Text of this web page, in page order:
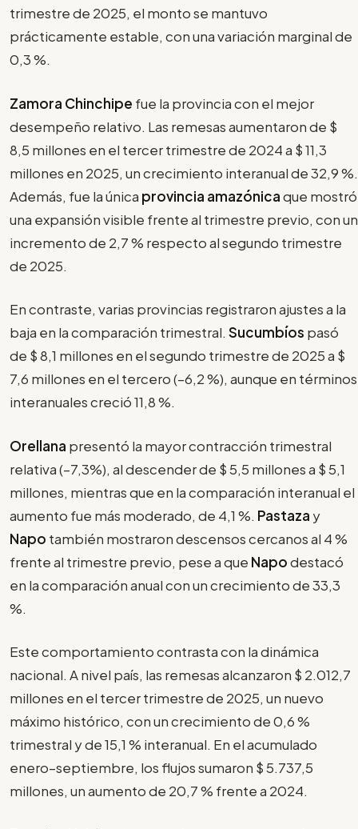
trimestre de 2025, el monto se mantuvo
prácticamente estable, con una variación marginal de
0,3 %.
Zamora Chinchipe fue la provincia con el mejor
desempeño relativo. Las remesas aumentaron de $
8,5 millones en el tercer trimestre de 2024 a $ 11,3
millones en 2025, un crecimiento interanual de 32,9 %.
Además, fue la única provincia amazónicaque mostró
una expansión visible frente al trimestre previo, con un
incremento de 2,7 % respecto al segundo trimestre
de 2025.
En contraste, varias provincias registraron ajustes a la
baja en la comparación trimestral. Sucumbíos pasó
de $ 8,1 millones en el segundo trimestre de 2025 a $
7,6 millones en el tercero (–6,2 %), aunque en términos
interanuales creció 11,8 %.
Orellana presentó la mayor contracción trimestral
relativa (–7,3%), al descender de $ 5,5 millones a $ 5,1
millones, mientras que en la comparación interanual el
aumento fue más moderado, de 4,1 %. Pastaza y
Napo también mostraron descensos cercanos al 4 %
frente al trimestre previo, pese a que Napodestacó
en la comparación anual con un crecimiento de 33,3
%.
Este comportamiento contrasta con la dinámica
nacional. A nivel país, las remesas alcanzaron $ 2.012,7
millones en el tercer trimestre de 2025, un nuevo
máximo histórico, con un crecimiento de 0,6 %
trimestral y de 15,1 % interanual. En el acumulado
enero–septiembre, los flujos sumaron $ 5.737,5
millones, un aumento de 20,7 % frente a 2024.